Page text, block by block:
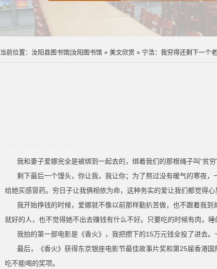
当前位置： 汝阳县图书馆|汝阳图书馆 » 美文欣赏 » 宁浩：我穷得还剩下一个
我和妻子爱娜完全是被绑到一起去的，绑着我们的那根绳子叫“贫穷
剩下最后一个馒头，你让我，我让你；为了熬过没有暖气的寒夜
给她买感冒药。穷日子让我俩相依为命，这种务实的爱让我们都觉得心
我开始挣钱的时候，爱娜就不像以前那样勤扒苦做，也不跟着我
就好的人，也不觉得她不出去赚钱有什么不好。只要吃的时候有肉，
我拍的第一部电影是《香火》，我把攒下的15万元钱全投了进去
最后，《香火》获得东京银座电影节最佳故事片奖和第25届香港
吃不能喝的奖项。